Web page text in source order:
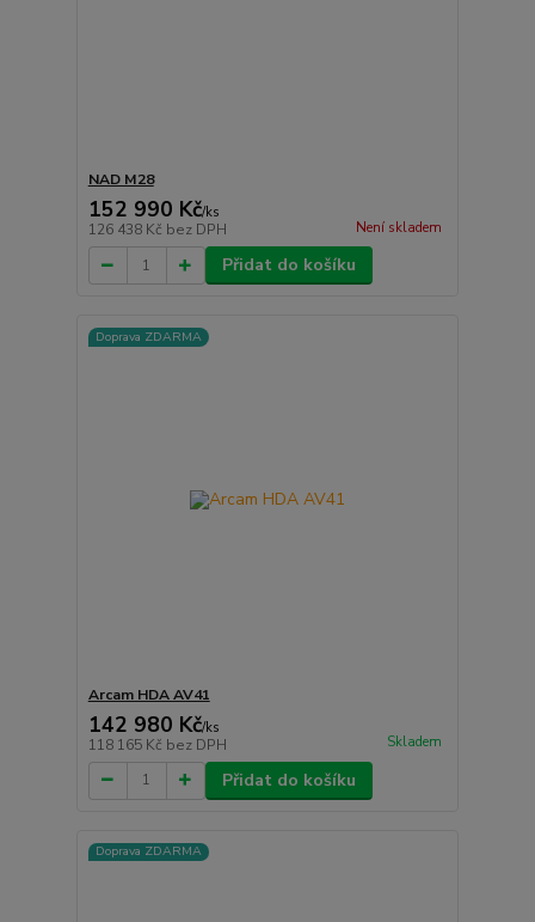
NAD M28
152 990 Kč/ks
126 438 Kč bez DPH Není skladem
Přidat do košíku
Doprava ZDARMA
Arcam HDA AV41
142 980 Kč/ks
118 165 Kč bez DPH Skladem
Přidat do košíku
Doprava ZDARMA